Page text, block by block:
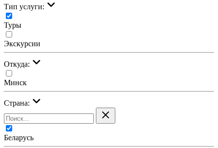
Тип услуги:
Туры
Экскурсии
Откуда:
Минск
Страна:
Беларусь